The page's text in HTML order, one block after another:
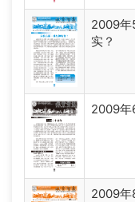
2009
实？
2009
2009年